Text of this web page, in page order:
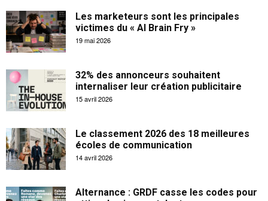
Les marketeurs sont les principales
victimes du « AI Brain Fry »
19 mai 2026
32% des annonceurs souhaitent
internaliser leur création publicitaire
15 avril 2026
Le classement 2026 des 18 meilleures
écoles de communication
14 avril 2026
Alternance : GRDF casse les codes pour